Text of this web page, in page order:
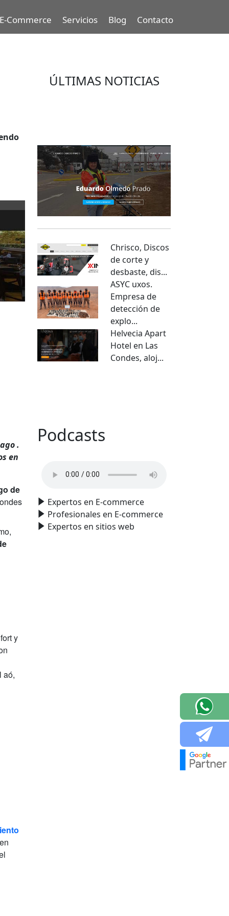
E-Commerce Servicios Blog Contacto
.
en
de
y
aó,
ÚLTIMAS NOTICIAS
Chrisco, Discos
de corte y
desbaste, dis...
ASYC uxos.
Empresa de
detección de
explo...
Helvecia Apart
Hotel en Las
Condes, aloj...
Podcasts
Expertos en E-commerce
Profesionales en E-commerce
Expertos en sitios web